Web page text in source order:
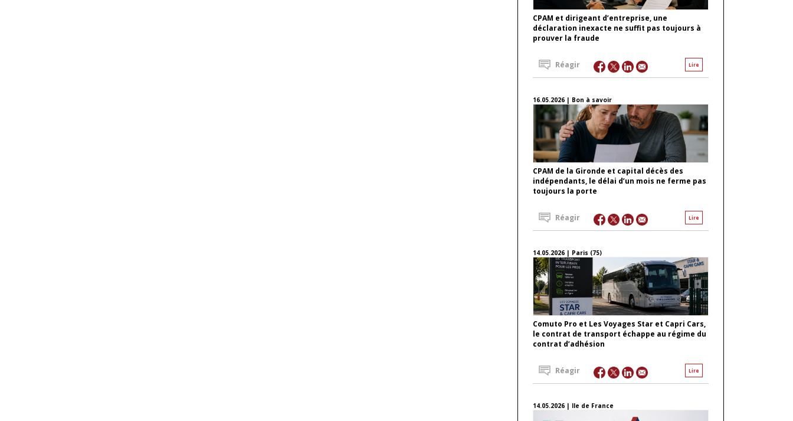
CPAM et dirigeant d’entreprise, une
déclaration inexacte ne suffit pas toujours à
prouver la fraude
Lire
Réagir
16.05.2026 | Bon à savoir
CPAM de la Gironde et capital décès des
indépendants, le délai d’un mois ne ferme pas
toujours la porte
Lire
Réagir
14.05.2026 | Paris (75)
Comuto Pro et Les Voyages Star et Capri Cars,
le contrat de transport échappe au régime du
contrat d’adhésion
Lire
Réagir
14.05.2026 | Ile de France